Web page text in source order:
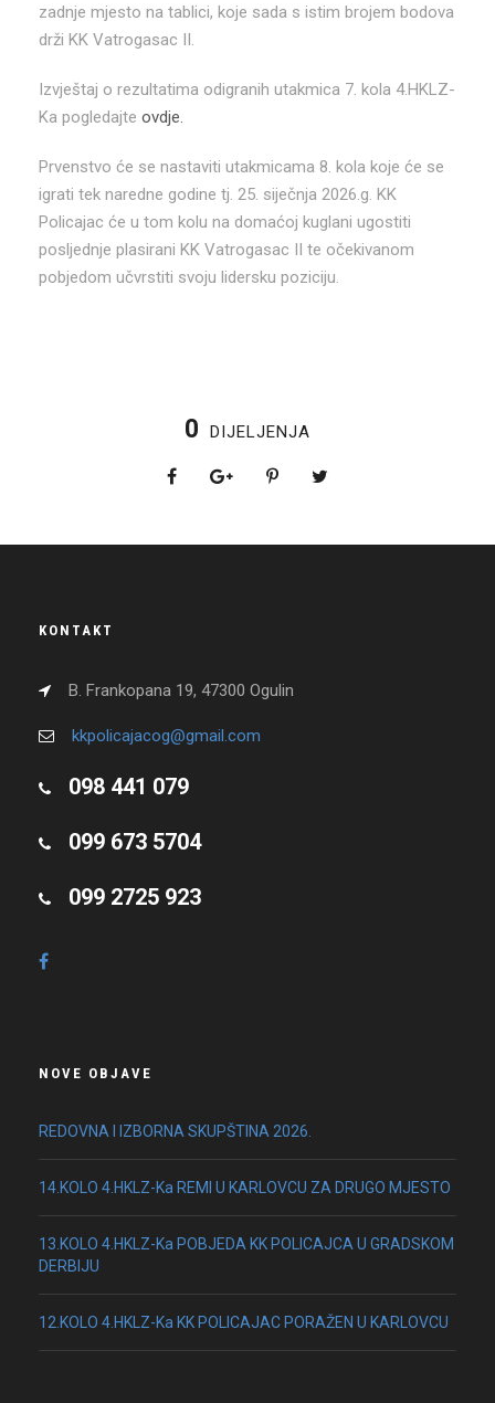
zadnje mjesto na tablici, koje sada s istim brojem bodova
drži KK Vatrogasac II.
Izvještaj o rezultatima odigranih utakmica 7. kola 4.HKLZ-
Ka pogledajte ovdje.
Prvenstvo će se nastaviti utakmicama 8. kola koje će se
igrati tek naredne godine tj. 25. siječnja 2026.g. KK
Policajac će u tom kolu na domaćoj kuglani ugostiti
posljednje plasirani KK Vatrogasac II te očekivanom
pobjedom učvrstiti svoju lidersku poziciju.
0 DIJELJENJA
KONTAKT
B. Frankopana 19, 47300 Ogulin
kkpolicajacog@gmail.com
098 441 079
099 673 5704
099 2725 923
NOVE OBJAVE
REDOVNA I IZBORNA SKUPŠTINA 2026.
14.KOLO 4.HKLZ-Ka REMI U KARLOVCU ZA DRUGO MJESTO
13.KOLO 4.HKLZ-Ka POBJEDA KK POLICAJCA U GRADSKOM
DERBIJU
12.KOLO 4.HKLZ-Ka KK POLICAJAC PORAŽEN U KARLOVCU